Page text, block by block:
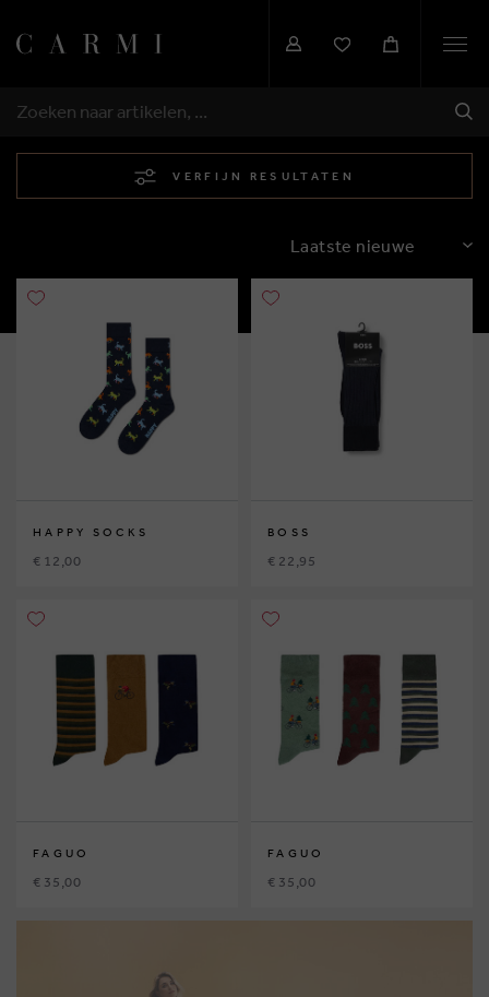
ZOEKEN
VERFIJN RESULTATEN
SORTEREN
HAPPY SOCKS
€ 12,00
BOSS
€ 22,95
FAGUO
€ 35,00
FAGUO
€ 35,00